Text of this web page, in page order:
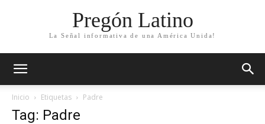
Pregón Latino
La Señal informativa de una América Unida!
Inicio Etiquetas Padre
Tag: Padre